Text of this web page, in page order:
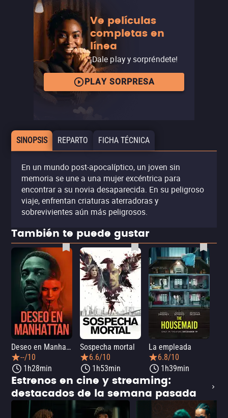
Ve películas
completas en
línea
¡Dale play y sorpréndete!
PLAY SORPRESA
SINOPSIS REPARTO FICHA TÉCNICA
En un mundo post-apocalíptico, un joven sin
memoria se une a una mujer excéntrica para
encontrar a su novia desaparecida. En su peligroso
viaje, enfrentan criaturas aterradoras y
sobrevivientes aún más peligrosos.
También te puede gustar
Deseo en Manhattan
--/10
1h28min
Sospecha mortal
6.6/10
1h53min
La empleada
6.8/10
1h39min
Estrenos en cine y streaming:
destacados de la semana pasada